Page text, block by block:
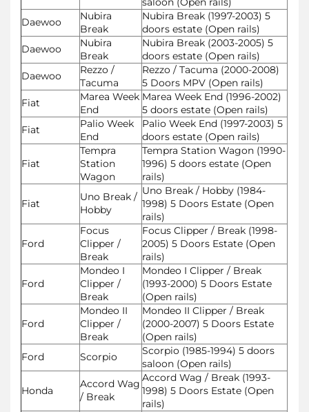
Daewoo
Nubira
Break
Nubira Break (1997-2003) 5
doors estate (Open rails)
Daewoo
Nubira
Break
Nubira Break (2003-2005) 5
doors estate (Open rails)
Daewoo
Rezzo /
Tacuma
Rezzo / Tacuma (2000-2008)
5 Doors MPV (Open rails)
Fiat
Marea Week
End
Marea Week End (1996-2002)
5 doors estate (Open rails)
Fiat
Palio Week
End
Palio Week End (1997-2003) 5
doors estate (Open rails)
Fiat
Tempra
Station
Wagon
Tempra Station Wagon (1990-
1996) 5 doors estate (Open
rails)
Fiat
Uno Break /
Hobby
Uno Break / Hobby (1984-
1998) 5 Doors Estate (Open
rails)
Ford
Focus
Clipper /
Break
Focus Clipper / Break (1998-
2005) 5 Doors Estate (Open
rails)
Ford
Mondeo I
Clipper /
Break
Mondeo I Clipper / Break
(1993-2000) 5 Doors Estate
(Open rails)
Ford
Mondeo II
Clipper /
Break
Mondeo II Clipper / Break
(2000-2007) 5 Doors Estate
(Open rails)
Ford
Scorpio
Scorpio (1985-1994) 5 doors
saloon (Open rails)
Honda
Accord Wag
/ Break
Accord Wag / Break (1993-
1998) 5 Doors Estate (Open
rails)